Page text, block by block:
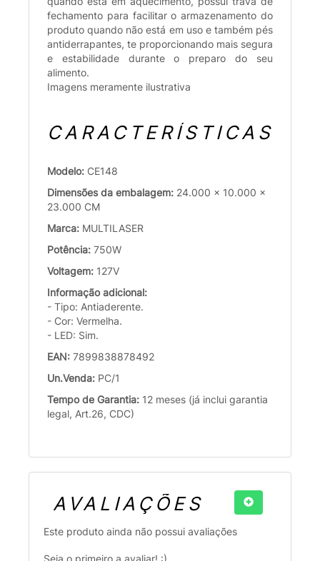
fechamento para facilitar o armazenamento do
produto quando não está em uso e também pés
antiderrapantes, te proporcionando mais segura
e estabilidade durante o preparo do seu
alimento.
Imagens meramente ilustrativa
CARACTERÍSTICAS
Modelo: CE148
Dimensões da embalagem: 24.000 x 10.000 x
23.000 CM
Marca: MULTILASER
Potência: 750W
Voltagem: 127V
Informação adicional:
- Tipo: Antiaderente.
- Cor: Vermelha.
- LED: Sim.
EAN: 7899838878492
Un.Venda: PC/1
Tempo de Garantia: 12 meses (já inclui garantia
legal, Art.26, CDC)
AVALIAÇÕES
Este produto ainda não possui avaliações
Seja o primeiro a avaliar! :)